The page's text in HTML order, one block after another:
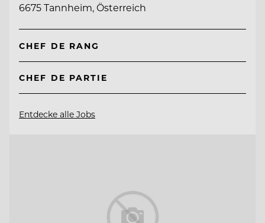
6675 Tannheim, Österreich
CHEF DE RANG
CHEF DE PARTIE
Entdecke alle Jobs